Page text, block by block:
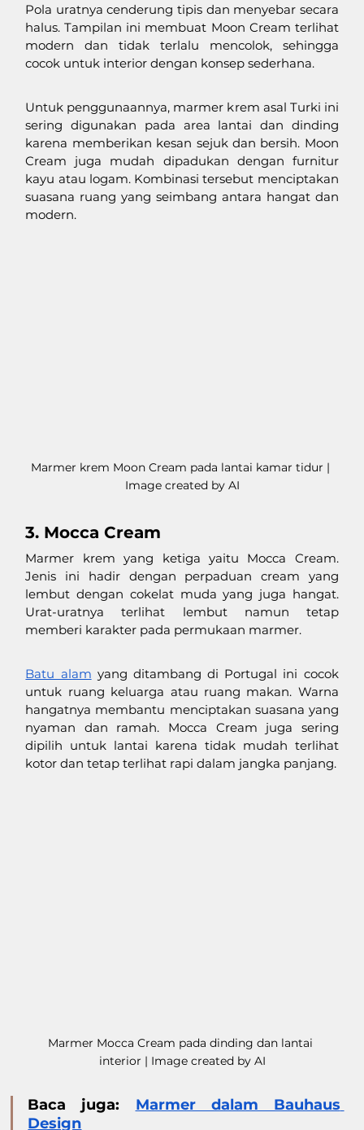
Pola uratnya cenderung tipis dan menyebar secara
halus. Tampilan ini membuat Moon Cream terlihat
modern dan tidak terlalu mencolok, sehingga
cocok untuk interior dengan konsep sederhana.
Untuk penggunaannya, marmer krem asal Turki ini
sering digunakan pada area lantai dan dinding
karena memberikan kesan sejuk dan bersih. Moon
Cream juga mudah dipadukan dengan furnitur
kayu atau logam. Kombinasi tersebut menciptakan
suasana ruang yang seimbang antara hangat dan
modern.
Marmer krem Moon Cream pada lantai kamar tidur |
Image created by AI
3. Mocca Cream
Marmer krem yang ketiga yaitu Mocca Cream.
Jenis ini hadir dengan perpaduan cream yang
lembut dengan cokelat muda yang juga hangat.
Urat-uratnya terlihat lembut namun tetap
memberi karakter pada permukaan marmer.
Batu alam yang ditambang di Portugal ini cocok
untuk ruang keluarga atau ruang makan. Warna
hangatnya membantu menciptakan suasana yang
nyaman dan ramah. Mocca Cream juga sering
dipilih untuk lantai karena tidak mudah terlihat
kotor dan tetap terlihat rapi dalam jangka panjang.
Marmer Mocca Cream pada dinding dan lantai
interior | Image created by AI
Baca juga: Marmer dalam Bauhaus
Design